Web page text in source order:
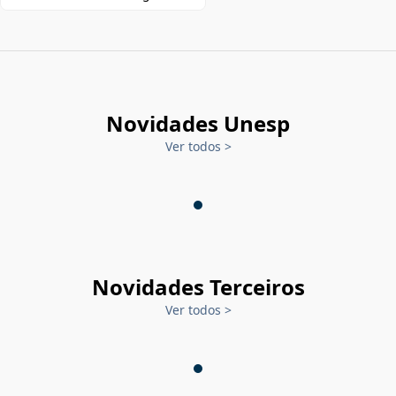
Novidades Unesp
Ver todos >
Novidades Terceiros
Ver todos >